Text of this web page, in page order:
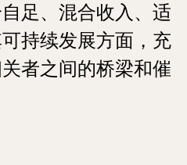
足、混合收入、适
持续发展方面，充
者之间的桥梁和催